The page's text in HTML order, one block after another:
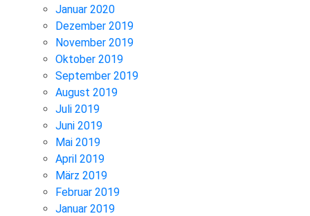
Januar 2020
Dezember 2019
November 2019
Oktober 2019
September 2019
August 2019
Juli 2019
Juni 2019
Mai 2019
April 2019
März 2019
Februar 2019
Januar 2019